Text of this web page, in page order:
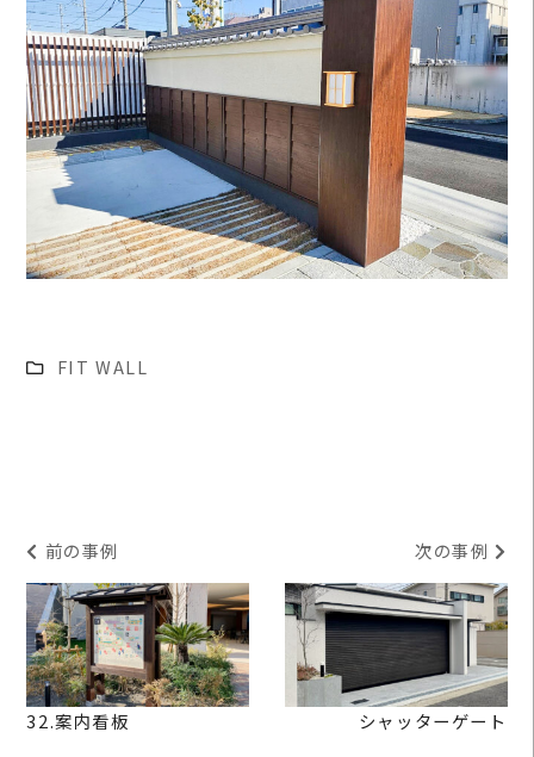
FIT WALL
前の事例
READ
MORE
32.案内看板
次の事例
READ
MORE
シャッターゲート